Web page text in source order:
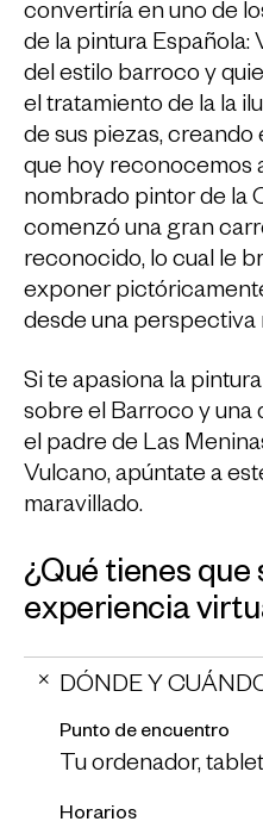
convertiría en uno de
de la pintura
del estilo barroco y
el tratamiento de la la
de sus piezas,
que hoy reconocemos
nombrado pintor de la
comenzó una gran
reconocido, lo cual le
exponer
desde una perspectiva
Si te apasiona la
sobre el Barroco y una
el padre de Las
Vulcano, apúntate a
maravillado.
¿Qué tienes que
experiencia
DÓNDE Y
Punto de encuentro
Tu ordenador,
Horarios